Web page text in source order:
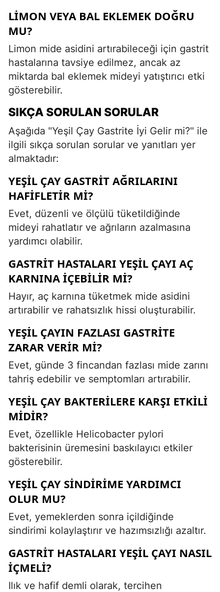
LIMON VEYA BAL EKLEMEK DOĞRU
MU?
Limon mide asidini artırabileceği için gastrit
hastalarına tavsiye edilmez, ancak az
miktarda bal eklemek mideyi yatıştırıcı etki
gösterebilir.
SIKÇA SORULAN SORULAR
Aşağıda "Yeşil Çay Gastrite İyi Gelir mi?" ile
ilgili sıkça sorulan sorular ve yanıtları yer
almaktadır:
YEŞIL ÇAY GASTRIT AĞRILARINI
HAFIFLETIR MI?
Evet, düzenli ve ölçülü tüketildiğinde
mideyi rahatlatır ve ağrıların azalmasına
yardımcı olabilir.
GASTRIT HASTALARI YEŞIL ÇAYI AÇ
KARNINA IÇEBILIR MI?
Hayır, aç karnına tüketmek mide asidini
artırabilir ve rahatsızlık hissi oluşturabilir.
YEŞIL ÇAYIN FAZLASI GASTRITE
ZARAR VERIR MI?
Evet, günde 3 fincandan fazlası mide zarını
tahriş edebilir ve semptomları artırabilir.
YEŞIL ÇAY BAKTERILERE KARŞI ETKILI
MIDIR?
Evet, özellikle Helicobacter pylori
bakterisinin üremesini baskılayıcı etkiler
gösterebilir.
YEŞIL ÇAY SINDIRIME YARDIMCI
OLUR MU?
Evet, yemeklerden sonra içildiğinde
sindirimi kolaylaştırır ve hazımsızlığı azaltır.
GASTRIT HASTALARI YEŞIL ÇAYI NASIL
IÇMELI?
Ilık ve hafif demli olarak, tercihen